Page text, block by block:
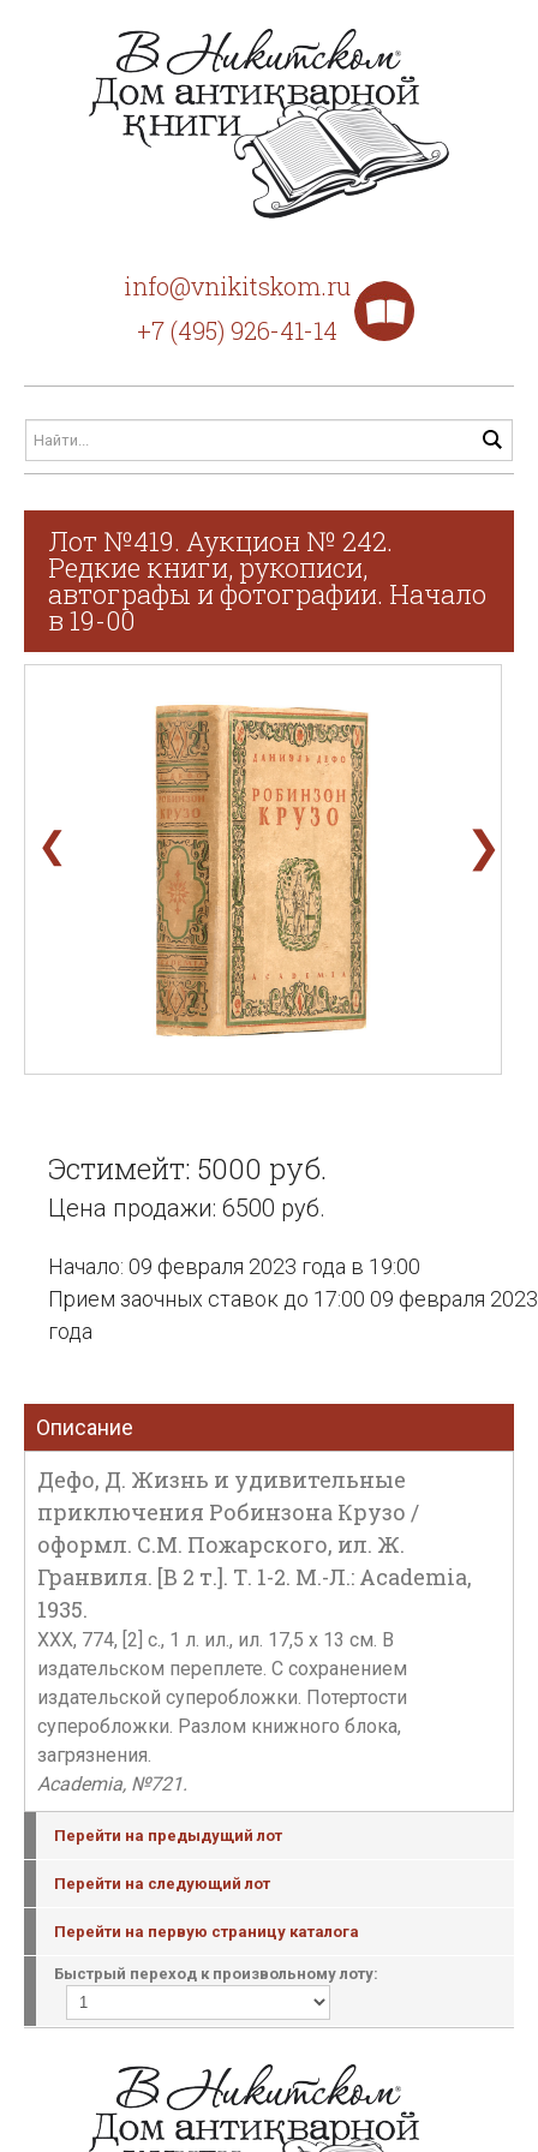
info@vnikitskom.ru
+7 (495) 926-41-14
Лот №419. Аукцион № 242.
Редкие книги, рукописи,
автографы и фотографии. Начало
в 19-00
❮ ❯
Эстимейт: 5000 руб.
Цена продажи: 6500 руб.
Начало: 09 февраля 2023 года в 19:00
Прием заочных ставок до 17:00 09 февраля 2023
года
Описание
Дефо, Д. Жизнь и удивительные
приключения Робинзона Крузо /
оформл. С.М. Пожарского, ил. Ж.
Гранвиля. [В 2 т.]. Т. 1-2. М.-Л.: Academia,
1935.
XXX, 774, [2] с., 1 л. ил., ил. 17,5 х 13 см. В
издательском переплете. С сохранением
издательской суперобложки. Потертости
суперобложки. Разлом книжного блока,
загрязнения.
Academia, №721.
Перейти на предыдущий лот
Перейти на следующий лот
Перейти на первую страницу каталога
Быстрый переход к произвольному лоту: